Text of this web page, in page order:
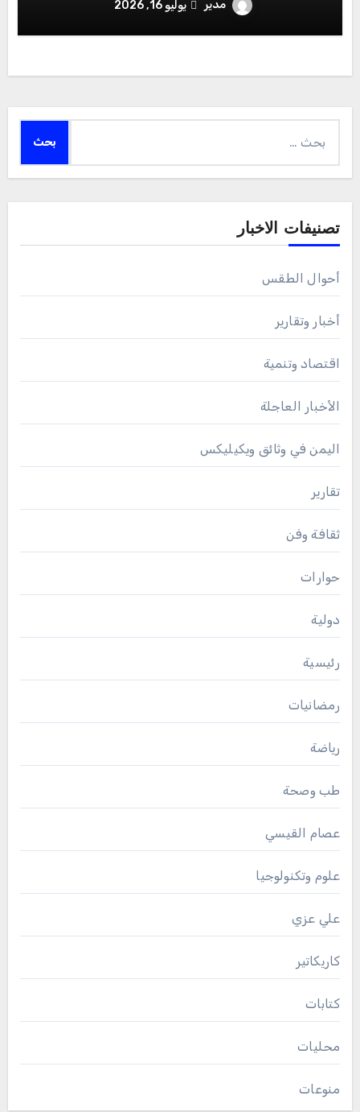
مدير يوليو 16, 2026
عن:
تصنيفات الاخبار
أحوال الطقس
أخبار وتقارير
اقتصاد وتنمية
الأخبار العاجلة
اليمن في وثائق ويكيليكس
تقارير
ثقافة وفن
حوارات
دولية
رئيسية
رمضانيات
رياضة
طب وصحة
عصام القيسي
علوم وتكنولوجيا
علي عزي
كاريكاتير
كتابات
محليات
منوعات